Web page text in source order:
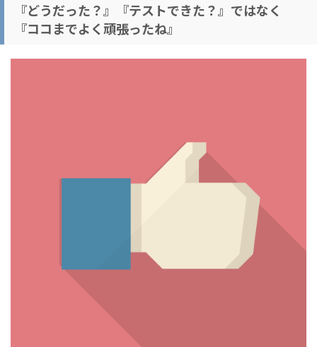
『どうだった？』『テストできた？』ではなく
『ココまでよく頑張ったね』